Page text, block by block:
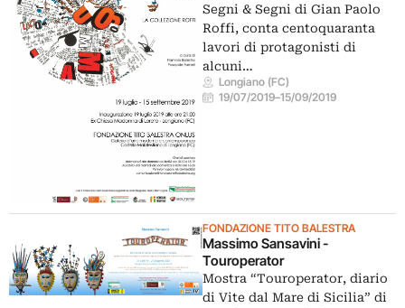
Segni & Segni di Gian Paolo
Roffi, conta centoquaranta
lavori di protagonisti di
alcuni…
Longiano (FC)
19/07/2019–15/09/2019
FONDAZIONE TITO BALESTRA
Massimo Sansavini -
Touroperator
Mostra “Touroperator, diario
di Vite dal Mare di Sicilia” di